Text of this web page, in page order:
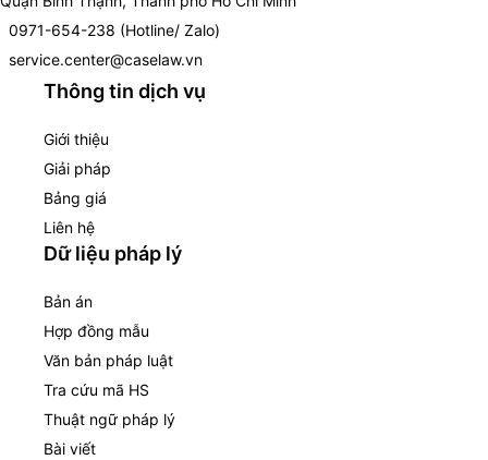
0971-654-238 (Hotline/ Zalo)
service.center@caselaw.vn
Thông tin dịch vụ
Giới thiệu
Giải pháp
Bảng giá
Liên hệ
Dữ liệu pháp lý
Bản án
Hợp đồng mẫu
Văn bản pháp luật
Tra cứu mã HS
Thuật ngữ pháp lý
Bài viết